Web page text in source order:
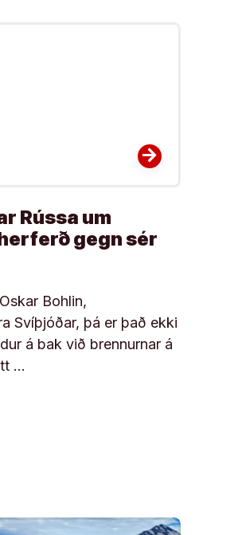
arrow_forward
Rússa um
gegn sér
Bohlin,
Svíþjóðar, þá er það ekki
á bak við brennurnar á
…